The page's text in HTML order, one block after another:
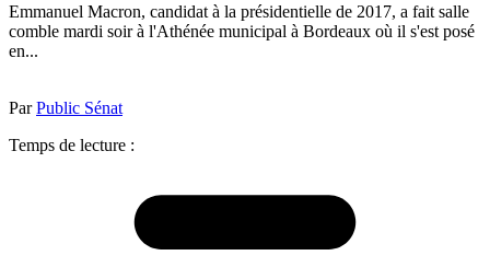
Emmanuel Macron, candidat à la présidentielle de 2017, a fait salle
comble mardi soir à l'Athénée municipal à Bordeaux où il s'est posé
en...
ParPublic Sénat
Temps de lecture :